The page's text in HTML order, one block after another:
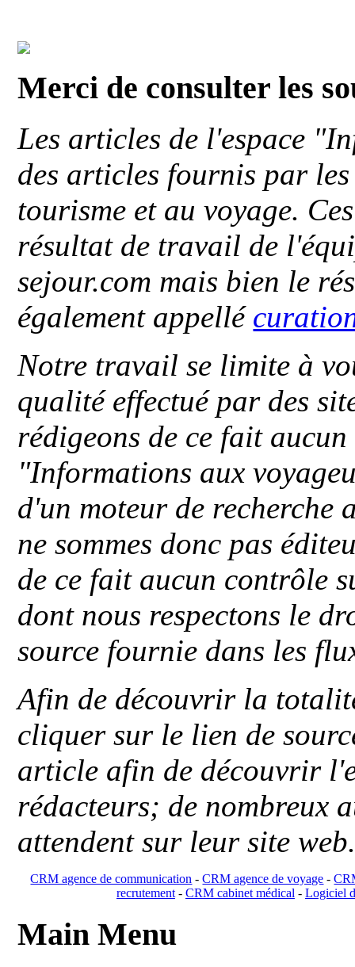
Merci de consulter les
Les articles de l'espace
des articles fournis par
tourisme et au voyage.
résultat de travail de
sejour.com mais bien le
également appellé
Notre travail se limite à
qualité effectué par des
rédigeons de ce fait
"Informations aux
d'un moteur de recherche
ne sommes donc pas
de ce fait aucun contrôle
dont nous respectons le
source fournie dans les
Afin de découvrir la
cliquer sur le lien de
article afin de découvrir
rédacteurs; de nombreux
attendent sur leur site
CRM agence de communication -CRM agence de voyage -
recrutement- CRM cabinet médical- Logiciel
Main Menu